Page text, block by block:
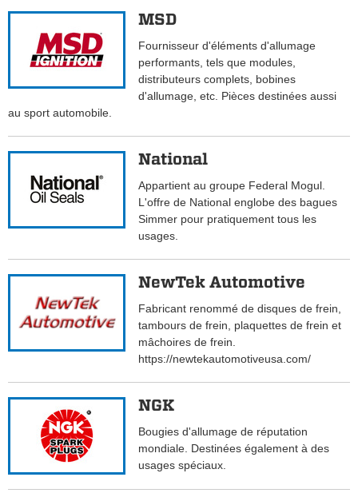
MSD
Fournisseur d'éléments d'allumage
performants, tels que modules,
distributeurs complets, bobines
d'allumage, etc. Pièces destinées aussi
au sport automobile.
National
Appartient au groupe Federal Mogul.
L'offre de National englobe des bagues
Simmer pour pratiquement tous les
usages.
NewTek Automotive
Fabricant renommé de disques de frein,
tambours de frein, plaquettes de frein et
mâchoires de frein.
https://newtekautomotiveusa.com/
NGK
Bougies d'allumage de réputation
mondiale. Destinées également à des
usages spéciaux.